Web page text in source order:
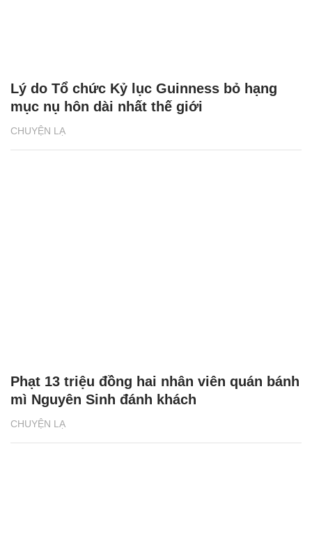
CHUYỆN LẠ
Lý do Tổ chức Kỷ lục Guinness bỏ hạng
mục nụ hôn dài nhất thế giới
CHUYỆN LẠ
Phạt 13 triệu đồng hai nhân viên quán bánh
mì Nguyên Sinh đánh khách